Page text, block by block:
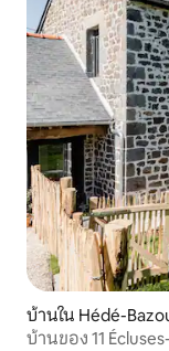
บ้านใน Hédé-
บ้านของ 11